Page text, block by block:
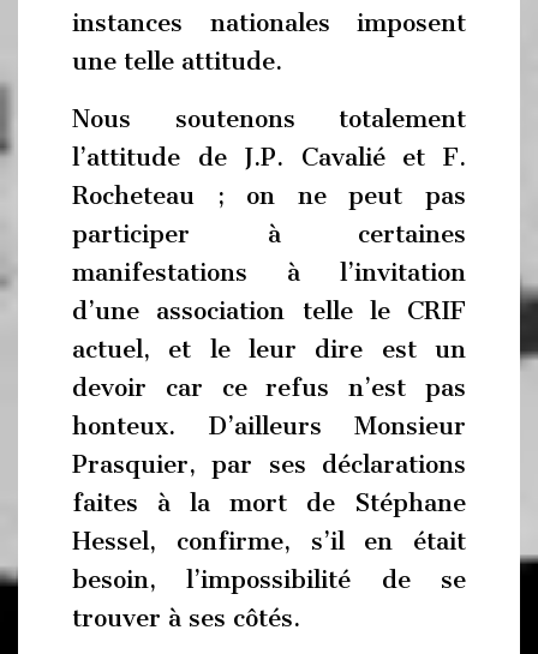
instances nationales imposent
une telle attitude.
Nous soutenons totalement
l’attitude de J.P. Cavalié et F.
Rocheteau ; on ne peut pas
participer à certaines
manifestations à l’invitation
d’une association telle le CRIF
actuel, et le leur dire est un
devoir car ce refus n’est pas
honteux. D’ailleurs Monsieur
Prasquier, par ses déclarations
faites à la mort de Stéphane
Hessel, confirme, s’il en était
besoin, l’impossibilité de se
trouver à ses côtés.